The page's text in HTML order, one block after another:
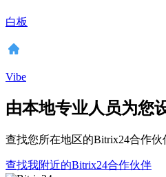
白板
Vibe
由本地专业人员为您
查找您所在地区的Bitrix24合作伙
查找我附近的Bitrix24合作伙伴